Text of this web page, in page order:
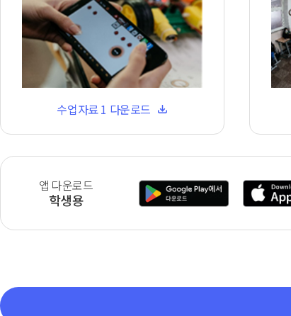
수업자료 1 다운로드
앱 다운로드
학생용